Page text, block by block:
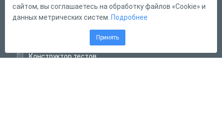
Форма обратной связи
Конструктор тестов
сайтом, вы соглашаетесь на обработку файлов «Cookie» и
данных метрических систем. Подробнее
Принять